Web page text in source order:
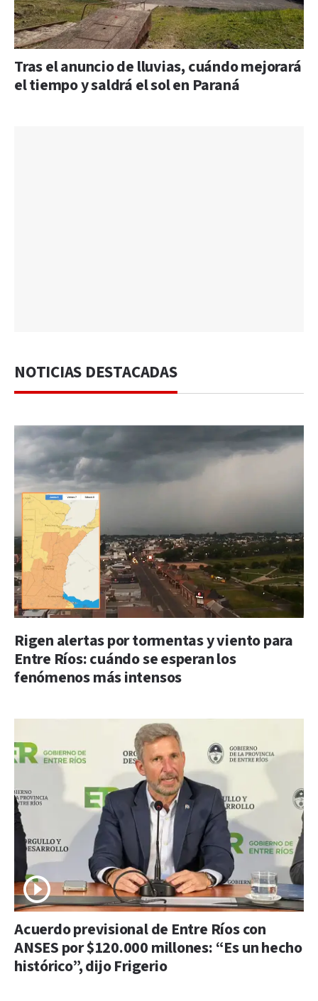
Tras el anuncio de lluvias, cuándo mejorará
el tiempo y saldrá el sol en Paraná
NOTICIAS DESTACADAS
Rigen alertas por tormentas y viento para
Entre Ríos: cuándo se esperan los
fenómenos más intensos
Acuerdo previsional de Entre Ríos con
ANSES por $120.000 millones: “Es un hecho
histórico”, dijo Frigerio